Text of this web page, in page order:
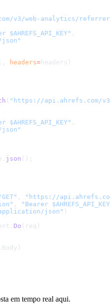
v3/web-analytics/
$AHREFS_API_KEY" ,
headers= headers )
( " https://api.ahrefs.com/
$AHREFS_API_KEY" ,
json ();
, " https://
,
"Bearer
json" )
Do (req)
em tempo real aqui.